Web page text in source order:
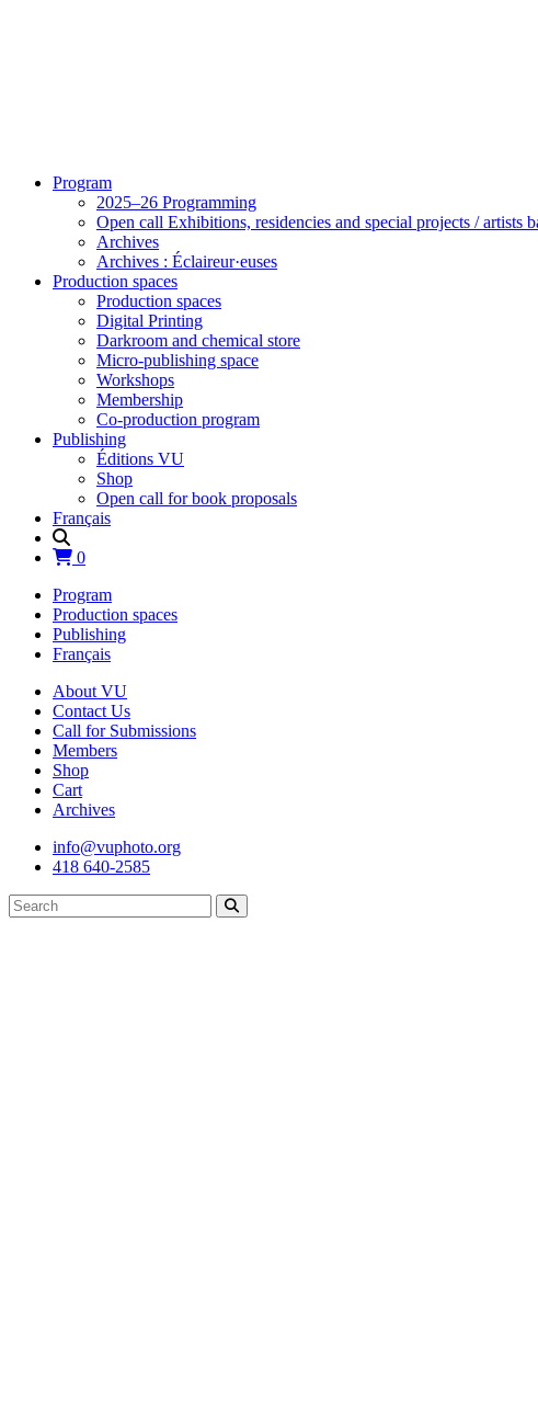
Program
2025–26 Programming
Open call Exhibitions, residencies and special projects / artists
Archives
Archives : Éclaireur·euses
Production spaces
Production spaces
Digital Printing
Darkroom and chemical store
Micro-publishing space
Workshops
Membership
Co-production program
Publishing
Éditions VU
Shop
Open call for book proposals
Français
0
Program
Production spaces
Publishing
Français
About VU
Contact Us
Call for Submissions
Members
Shop
Cart
Archives
info@vuphoto.org
418 640-2585